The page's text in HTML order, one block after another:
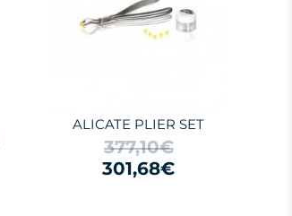
ALICATE PLIER SET
377,10€
301,68€